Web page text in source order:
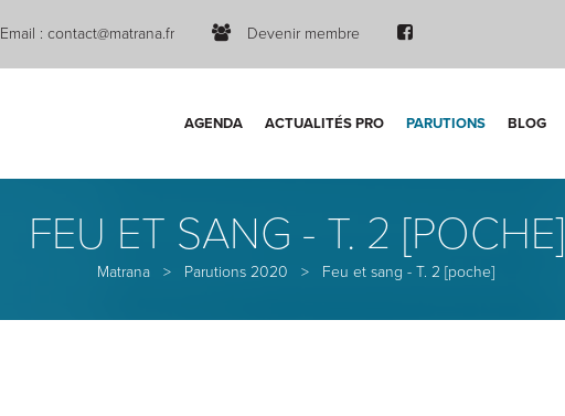
Email : contact@matrana.fr Devenir membre
AGENDA ACTUALITÉS PRO PARUTIONS BLOG
FEU ET SANG - T. 2 [POCHE]
Matrana > Parutions 2020 > Feu et sang - T. 2 [poche]